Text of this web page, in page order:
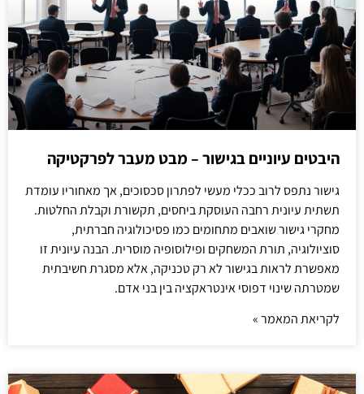
היבטים עיוניים בגישור – מבט מעבר לפרקטיקה
גישור נתפס לרוב ככלי מעשי לפתרון סכסוכים, אך מאחוריו עומדת
תשתית עיונית רחבה העוסקת ביחסים, תקשורת וקבלת החלטות.
מחקרי גישור שואבים מתחומים כמו פסיכולוגיה חברתית,
סוציולוגיה, תורת המשחקים ופילוסופיה מוסרית. הבנה עיונית זו
מאפשרת לראות בגישור לא רק טכניקה, אלא מסגרת חשיבתית
שמטרתה שינוי דפוסי אינטראקציה בין בני אדם.
לקריאת המאמר »